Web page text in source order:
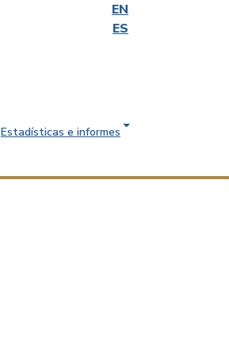
EN
ES
Estadísticas e informes